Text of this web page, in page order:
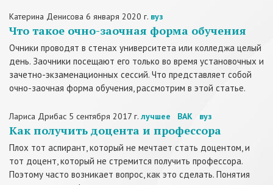
Катерина Денисова 6 января 2020 г. вуз
​Что такое очно-заочная форма обучения
Очники проводят в стенах университета или колледжа целый
день. Заочники посещают его только во время установочных и
зачетно-экзаменационных сессий. Что представляет собой
очно-заочная форма обучения, рассмотрим в этой статье.
Лариса Дрибас 5 сентября 2017 г. лучшее ВАК вуз
Как получить доцента и профессора
Плох тот аспирант, который не мечтает стать доцентом, и
тот доцент, который не стремится получить профессора.
Поэтому часто возникает вопрос, как это сделать. Понятия